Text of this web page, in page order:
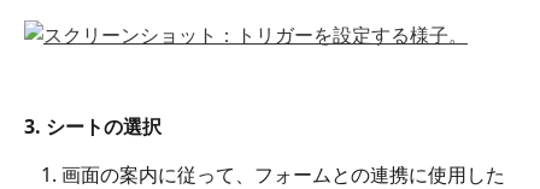
3. シートの選択
画面の案内に従って、フォームとの連携に使用した